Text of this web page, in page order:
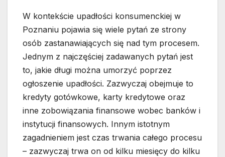
W kontekście upadłości konsumenckiej w
Poznaniu pojawia się wiele pytań ze strony
osób zastanawiających się nad tym procesem.
Jednym z najczęściej zadawanych pytań jest
to, jakie długi można umorzyć poprzez
ogłoszenie upadłości. Zazwyczaj obejmuje to
kredyty gotówkowe, karty kredytowe oraz
inne zobowiązania finansowe wobec banków i
instytucji finansowych. Innym istotnym
zagadnieniem jest czas trwania całego procesu
– zazwyczaj trwa on od kilku miesięcy do kilku